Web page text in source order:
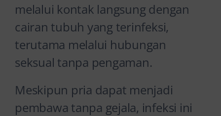
melalui kontak langsung dengan
cairan tubuh yang terinfeksi,
terutama melalui hubungan
seksual tanpa pengaman.
Meskipun pria dapat menjadi
pembawa tanpa gejala, infeksi ini